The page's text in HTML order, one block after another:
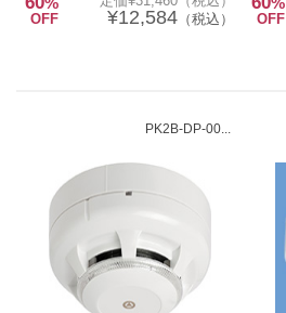
OFF ¥12,584（税込） OFF
PK2B-DP-00...